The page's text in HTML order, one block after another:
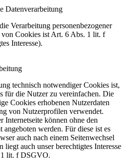
Datenverarbeitung
Verarbeitung personenbezogener
Cookies ist Art. 6 Abs. 1 lit. f
Interesse).
technisch notwendiger Cookies ist,
für die Nutzer zu vereinfachen. Die
Cookies erhobenen Nutzerdaten
von Nutzerprofilen verwendet.
Internetseite können ohne den
werden. Für diese ist es
auch nach einem Seitenwechsel
auch unser berechtigtes Interesse
lit. f DSGVO.